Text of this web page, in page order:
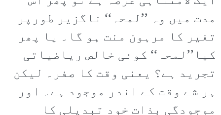
مدت میں وہ ’’لمحہ‘‘ ناگزیر طورپر
تغیر کا مرہون منت ہو گا۔ یا پھر
کیا’’لمحہ‘‘ کوئی خالص ریاضیاتی
تجرید ہے؟ یعنی وقت کا صفر۔ لیکن
ہر شے وقت کے اندر موجود ہے۔ اور
موجودگی بذات خود تبدیلی کا